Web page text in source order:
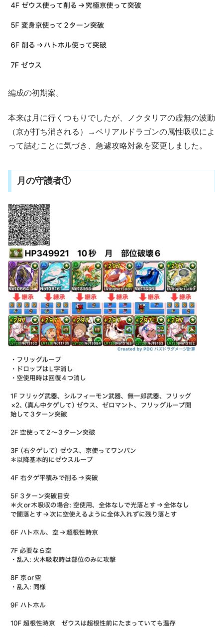
編成の初期案。
本来は月に行くつもりでしたが、ノクタリアの虚無の波動
（京が打ち消される）→ベリアルドラゴンの属性吸収によ
って詰むことに気づき、急遽攻略対象を変更しました。
月の守護者①